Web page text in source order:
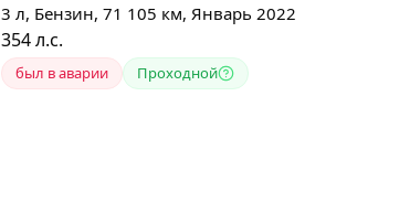
3 л, Бензин, 71 105 км, Январь 2022
354л.с.
был в аварии Проходной